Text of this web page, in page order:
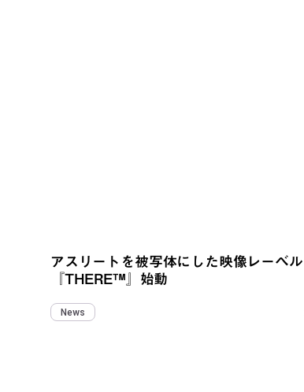
アスリートを被写体にした映像レーベル
『THERE™』始動
News